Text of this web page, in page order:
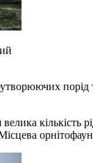
порід
кількість